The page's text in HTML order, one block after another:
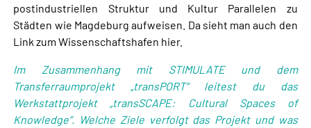
postindustriellen Struktur und Kultur Parallelen zu
Städten wie Magdeburg aufweisen. Da sieht man auch den
Link zum Wissenschaftshafen hier.
Im Zusammenhang mit STIMULATE und dem
Transferraumprojekt „transPORT“ leitest du das
Werkstattprojekt „transSCAPE: Cultural Spaces of
Knowledge“. Welche Ziele verfolgt das Projekt und was